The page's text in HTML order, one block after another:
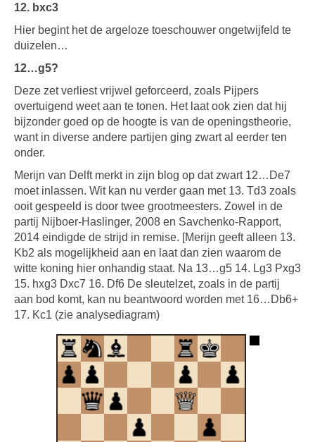
12. bxc3
Hier begint het de argeloze toeschouwer ongetwijfeld te
duizelen…
12…g5?
Deze zet verliest vrijwel geforceerd, zoals Pijpers
overtuigend weet aan te tonen. Het laat ook zien dat hij
bijzonder goed op de hoogte is van de openingstheorie,
want in diverse andere partijen ging zwart al eerder ten
onder.
Merijn van Delft merkt in zijn blog op dat zwart 12…De7
moet inlassen. Wit kan nu verder gaan met 13. Td3 zoals
ooit gespeeld is door twee grootmeesters. Zowel in de
partij Nijboer-Haslinger, 2008 en Savchenko-Rapport,
2014 eindigde de strijd in remise. [Merijn geeft alleen 13.
Kb2 als mogelijkheid aan en laat dan zien waarom de
witte koning hier onhandig staat. Na 13…g5 14. Lg3 Pxg3
15. hxg3 Dxc7 16. Df6 De sleutelzet, zoals in de partij
aan bod komt, kan nu beantwoord worden met 16…Db6+
17. Kc1 (zie analysediagram)